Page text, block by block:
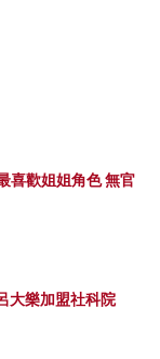
喜歡姐姐角色 無官
大樂加盟社科院